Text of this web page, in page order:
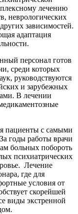
лечению
неврологических
зависимостей.
адаптация
персонал готов
среди которых
руководствуются
и зарубежных
В лечении
пациенты с самыми
годы работы врачи
больных побороть
психиатрических
Лечение
где для
условия от
скорейшей
виды экстренной